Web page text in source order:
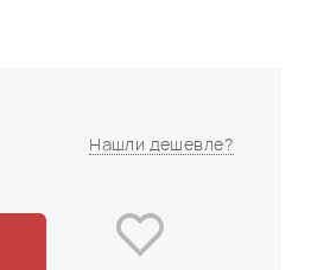
Нашли дешевле?